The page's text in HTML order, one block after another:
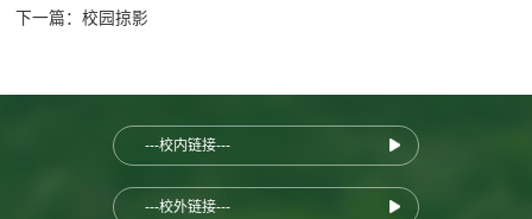
下一篇：校园掠影
---校内链接---
---校外链接---